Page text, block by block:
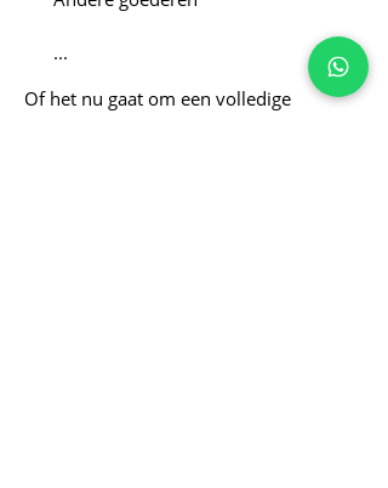
...
Of het nu gaat om een volledige